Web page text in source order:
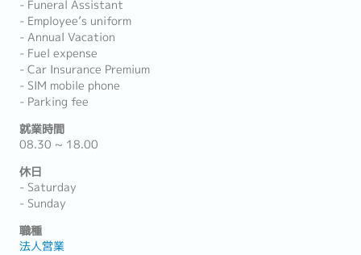
- Funeral Assistant
- Employee’s uniform
- Annual Vacation
- Fuel expense
- Car Insurance Premium
- SIM mobile phone
- Parking fee
就業時間
08.30 ~ 18.00
休日
- Saturday
- Sunday
職種
法人営業